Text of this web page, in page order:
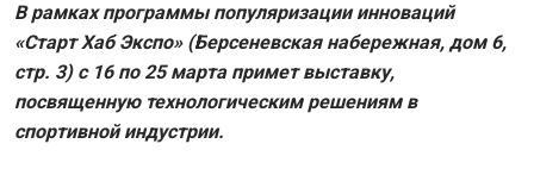
В рамках программы популяризации инноваций
«Старт Хаб Экспо» (Берсеневская набережная, дом 6,
стр. 3) с 16 по 25 марта примет выставку,
посвященную технологическим решениям в
спортивной индустрии.